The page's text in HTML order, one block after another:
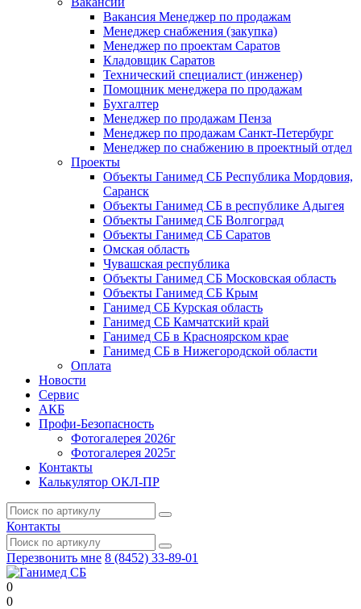
Вакансия Менеджер по продажам
Менеджер снабжения (закупка)
Менеджер по проектам Саратов
Кладовщик Саратов
Технический специалист (инженер)
Помощник менеджера по продажам
Бухгалтер
Менеджер по продажам Пенза
Менеджер по продажам Санкт-Петербург
Менеджер по снабжению в проектный отдел
Проекты
Объекты Ганимед СБ Республика Мордовия,
Саранск
Объекты Ганимед СБ в республике Адыгея
Объекты Ганимед СБ Волгоград
Объекты Ганимед СБ Саратов
Омская область
Чувашская республика
Объекты Ганимед СБ Московская область
Объекты Ганимед СБ Крым
Ганимед СБ Курская область
Ганимед СБ Камчатский край
Ганимед СБ в Красноярском крае
Ганимед СБ в Нижегородской области
Оплата
Новости
Сервис
АКБ
Профи-Безопасность
Фотогалерея 2026г
Фотогалерея 2025г
Контакты
Калькулятор ОКЛ-ПР
Контакты
Перезвонить мне 8 (8452) 33-89-01
0
0